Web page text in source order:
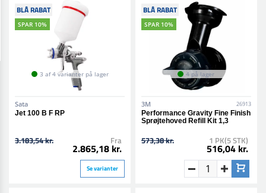
BLÅ RABAT
SPAR 10%
3 af 4 varianter på lager
Sata
Jet 100 B F RP
3.183,54 kr. Fra
2.865,18 kr.
Se varianter
BLÅ RABAT
SPAR 10%
4 på lager
3M 26913
Performance Gravity Fine Finish
Sprøjtehoved Refill Kit 1,3
573,38 kr. 1 PK(5 STK)
516,04 kr.